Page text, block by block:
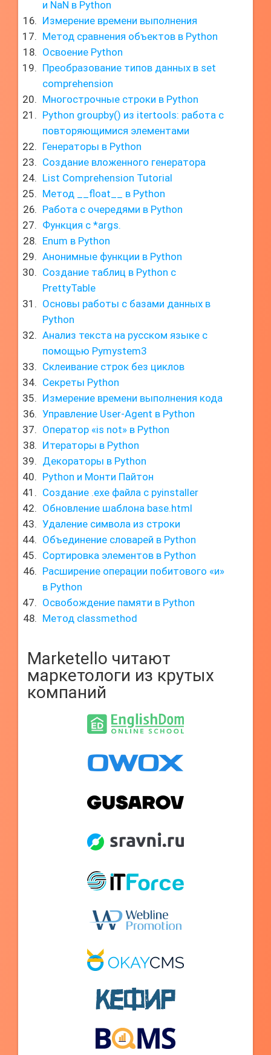
и NaN в Python
Измерение времени выполнения
Метод сравнения объектов в Python
Освоение Python
Преобразование типов данных в set
comprehension
Многострочные строки в Python
Python groupby() из itertools: работа с
повторяющимися элементами
Генераторы в Python
Создание вложенного генератора
List Comprehension Tutorial
Метод __float__ в Python
Работа с очередями в Python
Функция с *args.
Enum в Python
Анонимные функции в Python
Создание таблиц в Python с
PrettyTable
Основы работы с базами данных в
Python
Анализ текста на русском языке с
помощью Pymystem3
Склеивание строк без циклов
Секреты Python
Измерение времени выполнения кода
Управление User-Agent в Python
Оператор «is not» в Python
Итераторы в Python
Декораторы в Python
Python и Монти Пайтон
Создание .exe файла с pyinstaller
Обновление шаблона base.html
Удаление символа из строки
Объединение словарей в Python
Сортировка элементов в Python
Расширение операции побитового «и»
в Python
Освобождение памяти в Python
Метод classmethod
Marketello читают
маркетологи из крутых
компаний